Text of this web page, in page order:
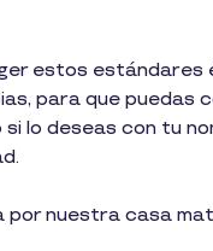
estos estándares
para que puedas
si lo deseas con tu
nuestra casa